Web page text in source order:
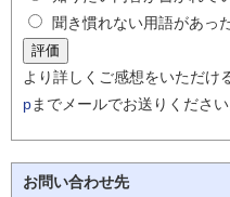
聞き慣れない用語があっ
より詳しくご感想をいただけ
pまでメールでお送りください
お問い合わせ先